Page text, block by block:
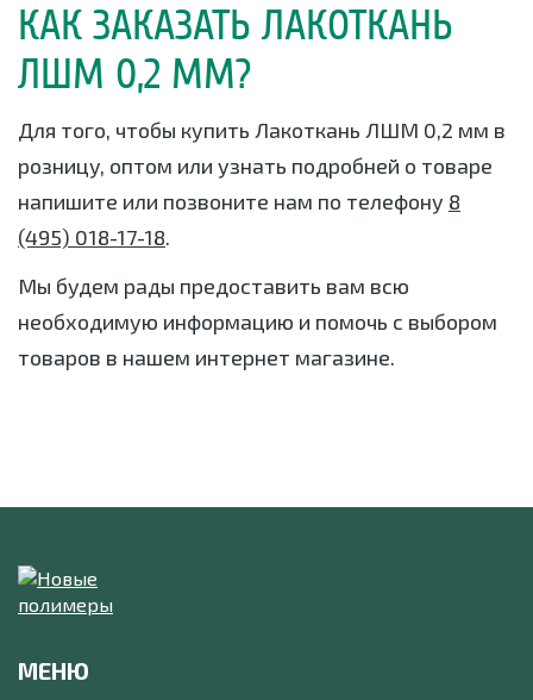
КАК ЗАКАЗАТЬ ЛАКОТКАНЬ
ЛШМ 0,2 ММ?
Для того, чтобы купить Лакоткань ЛШМ 0,2 мм в
розницу, оптом или узнать подробней о товаре
напишите или позвоните нам по телефону 8
(495) 018-17-18.
Мы будем рады предоставить вам всю
необходимую информацию и помочь с выбором
товаров в нашем интернет магазине.
МЕНЮ